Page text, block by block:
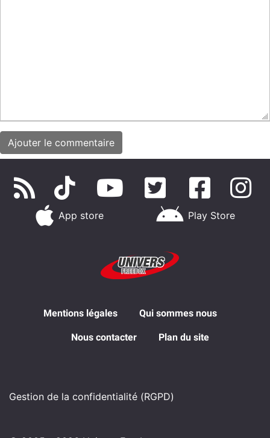
App store Play Store
Mentions légales Qui sommes nous
Nous contacter Plan du site
Gestion de la confidentialité (RGPD)